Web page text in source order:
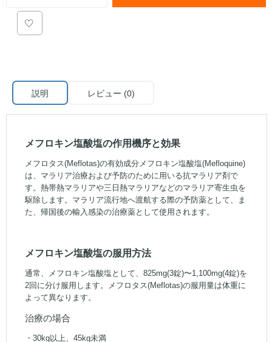
説明 レビュー (0)
メフロキン塩酸塩の作用機序と効果
メフロタス(Meflotas)の有効成分メフロキン塩酸塩(Mefloquine)
は、マラリア治療および予防のために用いる抗マラリア剤で
す。熱帯熱マラリアや三日熱マラリアなどのマラリア寄生虫を
駆除します。マラリア流行地へ渡航する際の予防薬として、ま
た、帰国後の輸入感染の治療薬として使用されます。
メフロキン塩酸塩の服用方法
通常、メフロキン塩酸塩として、825mg(3錠)〜1,100mg(4錠)を
2回に分け服用します。メフロタス(Meflotas)の服用量は体重に
よって異なります。
治療の場合
・30kg以上、45kg未満